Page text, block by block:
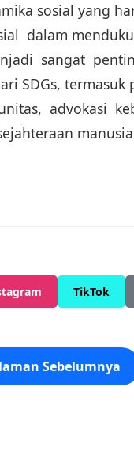
sosial yang
dalam
sangat
SDGs, termasuk
advokasi
TikTok
Sebelumnya